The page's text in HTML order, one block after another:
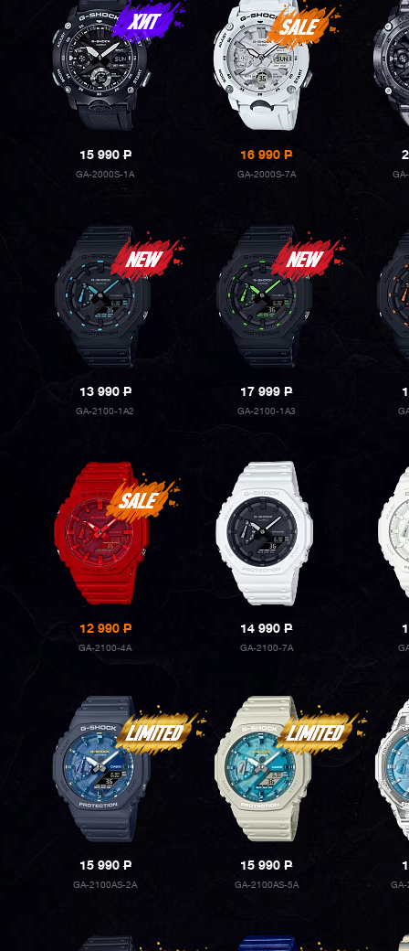
15 990P
GA-2000S-1A
16 990P
GA-2000S-7A
13 990P
GA-2100-1A2
17 999P
GA-2100-1A3
12 990P
GA-2100-4A
14 990P
GA-2100-7A
15 990P
GA-2100AS-2A
15 990P
GA-2100AS-5A